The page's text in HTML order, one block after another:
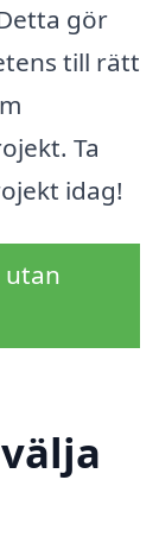
gör
till rätt
Ta
idag!
utan